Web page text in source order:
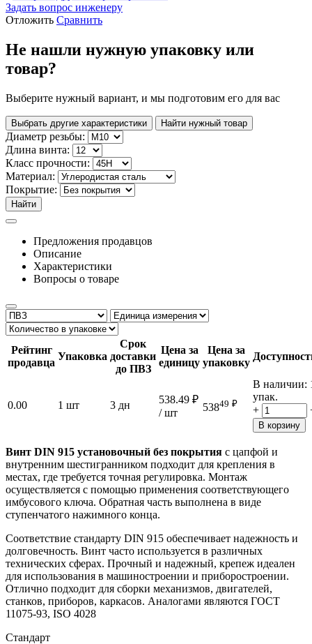
Задать вопрос инженеру
Отложить Сравнить
Не нашли нужную упаковку или
товар?
Выберите нужный вариант, и мы подготовим его для вас
Выбрать другие характеристики Найти нужный товар
Диаметр резьбы:
Длина винта:
Класс прочности:
Материал:
Покрытие:
Найти
Предложения продавцов
Описание
Характеристики
Вопросы о товаре
Рейтинг
продавца
Упаковка
Срок
доставки
до ПВЗ
Цена за
единицу
Цена за
упаковку
0.00 1 шт 3 дн 538.49 ₽
/ шт
53849 ₽
В наличии:
упак.
+
В корзину
Винт DIN 915 установочный без покрытия с цапфой и
внутренним шестигранником подходит для крепления в
местах, где требуется точная регулировка. Монтаж
осуществляется с помощью применения соответствующего
имбусового ключа. Обратная часть выполнена в виде
ступенчатого нажимного конца.
Соответствие стандарту DIN 915 обеспечивает надежность и
долговечность. Винт часто используется в различных
технических сферах. Прочный и надежный, крепеж идеален
для использования в машиностроении и приборостроении.
Отлично подходит для сборки механизмов, двигателей,
станков, приборов, каркасов. Аналогами являются ГОСТ
11075-93, ISO 4028
Стандарт